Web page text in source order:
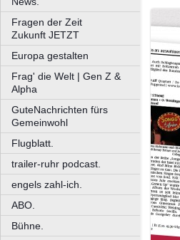
Fragen der Zeit
Zukunft JETZT
Europa gestalten
Frag' die Welt | Gen Z &
Alpha
GuteNachrichten fürs
Gemeinwohl
Flugblatt.
trailer-ruhr podcast.
engels zahl-ich.
ABO.
Bühne.